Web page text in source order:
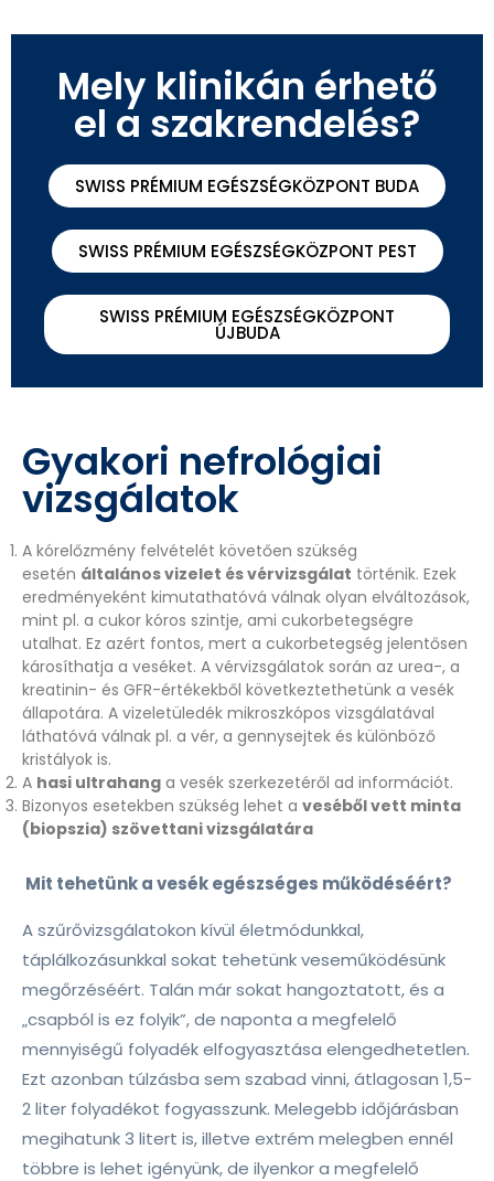
Mely klinikán érhető
el a szakrendelés?
SWISS PRÉMIUM EGÉSZSÉGKÖZPONT BUDA
SWISS PRÉMIUM EGÉSZSÉGKÖZPONT PEST
SWISS PRÉMIUM EGÉSZSÉGKÖZPONT
ÚJBUDA
Gyakori nefrológiai
vizsgálatok
A kórelőzmény felvételét követően szükség
esetén általános vizelet és vérvizsgálat történik. Ezek
eredményeként kimutathatóvá válnak olyan elváltozások,
mint pl. a cukor kóros szintje, ami cukorbetegségre
utalhat. Ez azért fontos, mert a cukorbetegség jelentősen
károsíthatja a veséket. A vérvizsgálatok során az urea-, a
kreatinin- és GFR-értékekből következtethetünk a vesék
állapotára. A vizeletüledék mikroszkópos vizsgálatával
láthatóvá válnak pl. a vér, a gennysejtek és különböző
kristályok is.
A hasi ultrahang a vesék szerkezetéről ad információt.
Bizonyos esetekben szükség lehet a veséből vett minta
(biopszia) szövettani vizsgálatára
Mit tehetünk a vesék egészséges működéséért?
A szűrővizsgálatokon kívül életmódunkkal,
táplálkozásunkkal sokat tehetünk veseműködésünk
megőrzéséért. Talán már sokat hangoztatott, és a
„csapból is ez folyik”, de naponta a megfelelő
mennyiségű folyadék elfogyasztása elengedhetetlen.
Ezt azonban túlzásba sem szabad vinni, átlagosan 1,5-
2 liter folyadékot fogyasszunk. Melegebb időjárásban
megihatunk 3 litert is, illetve extrém melegben ennél
többre is lehet igényünk, de ilyenkor a megfelelő